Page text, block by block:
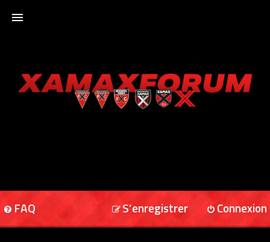
XAMAXFORUM
FAQ Connexion
S’enregistrer